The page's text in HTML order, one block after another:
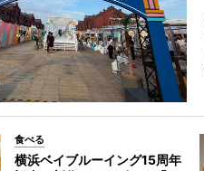
食べる
横浜ベイブルーイング15周年